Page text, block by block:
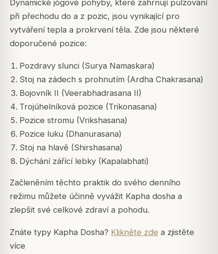
Dynamické jógové pohyby, které zahrnují pulzování
při přechodu do a z pozic, jsou vynikající pro
vytváření tepla a prokrvení těla. Zde jsou některé
doporučené pozice:
Pozdravy slunci (Surya Namaskara)
Stoj na zádech s prohnutím (Ardha Chakrasana)
Bojovník II (Veerabhadrasana II)
Trojúhelníková pozice (Trikonasana)
Pozice stromu (Vrikshasana)
Pozice luku (Dhanurasana)
Stoj na hlavě (Shirshasana)
Dýchání zářící lebky (Kapalabhati)
Začleněním těchto praktik do svého denního
režimu můžete účinně vyvážit Kapha dosha a
zlepšit své celkové zdraví a pohodu.
Znáte typy Kapha Dosha? Klikněte zde a zjistěte
více